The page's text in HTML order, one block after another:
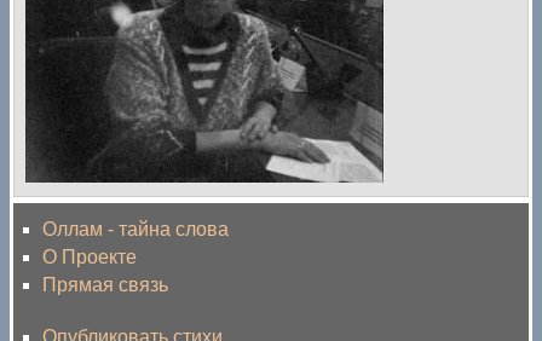
Оллам - тайна слова
О Проекте
Прямая связь
Опубликовать стихи